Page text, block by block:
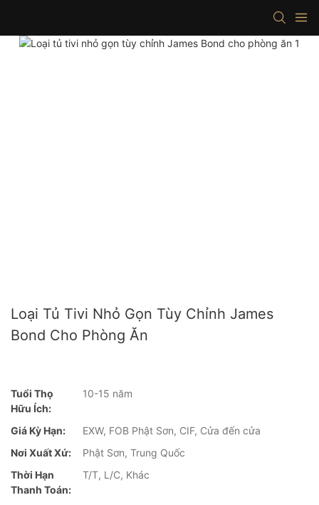
Loại Tủ Tivi Nhỏ Gọn Tùy Chỉnh James
Bond Cho Phòng Ăn
Tuổi Thọ
Hữu Ích:
10-15 năm
Giá Kỳ Hạn:
EXW, FOB Phật Sơn, CIF, Cửa đến cửa
Nơi Xuất Xứ:
Phật Sơn, Trung Quốc
Thời Hạn
Thanh Toán:
T/T, L/C, Khác